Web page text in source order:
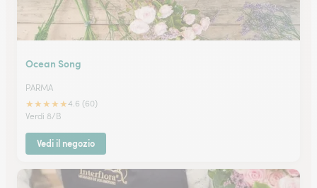
Ocean Song
PARMA
★★★★★4.6 (60)
Verdi 8/B
Vedi il negozio